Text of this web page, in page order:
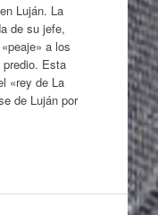
Luján. La
de su jefe,
a los
Esta
«rey de La
de Luján por